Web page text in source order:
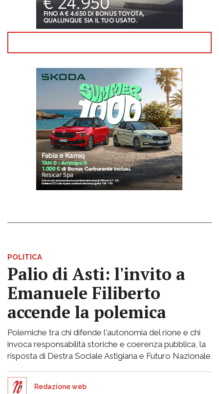
POLITICA
Palio di Asti: l'invito a
Emanuele Filiberto
accende la polemica
Polemiche tra chi difende l'autonomia del rione e chi
invoca responsabilità storiche e coerenza pubblica, la
risposta di Destra Sociale Astigiana e Futuro Nazionale
Redazione web